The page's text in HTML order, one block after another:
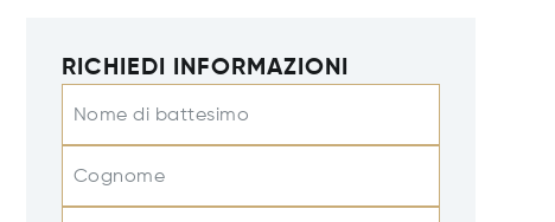
RICHIEDI INFORMAZIONI
Nome di battesimo
Cognome